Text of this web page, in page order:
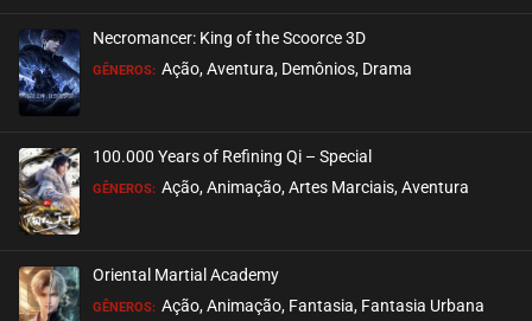
EPISÓDIO 22
maio 27, 2022
EPISÓDIO 21
maio 27, 2022
EPISÓDIO 20
maio 27, 2022
Necromancer: King of the Scoorce 3D
GÊNEROS: Ação, Aventura, Demônios, Drama
100.000 Years of Refining Qi – Special
GÊNEROS: Ação, Animação, Artes Marciais, Aventura
Oriental Martial Academy
GÊNEROS: Ação, Animação, Fantasia, Fantasia Urbana